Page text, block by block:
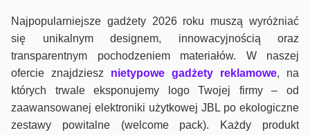
Najpopularniejsze gadżety 2026 roku muszą wyróżniać
się unikalnym designem, innowacyjnością oraz
transparentnym pochodzeniem materiałów. W naszej
ofercie znajdziesz nietypowe gadżety reklamowe, na
których trwale eksponujemy logo Twojej firmy – od
zaawansowanej elektroniki użytkowej JBL po ekologiczne
zestawy powitalne (welcome pack). Każdy produkt